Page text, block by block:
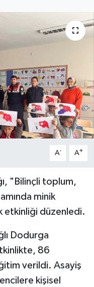
A- A+
"Bilinçli toplum,
minik
etkinliği düzenledi.
Dodurga
86
verildi. Asayiş
kişisel